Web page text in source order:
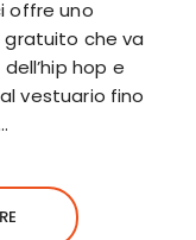
offre uno
che va
hop e
vestuario fino